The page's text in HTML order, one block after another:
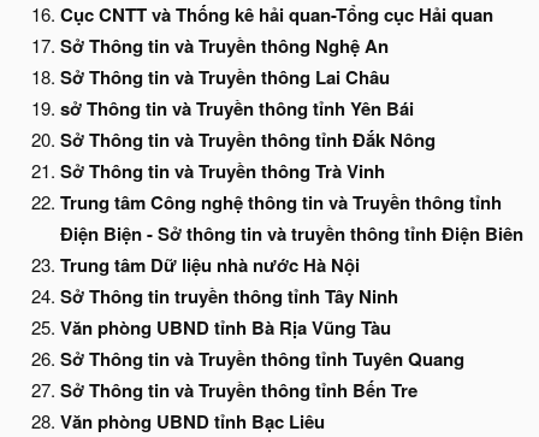
Cục CNTT và Thống kê hải quan-Tổng cục Hải quan
Sở Thông tin và Truyền thông Nghệ An
Sở Thông tin và Truyền thông Lai Châu
sở Thông tin và Truyền thông tỉnh Yên Bái
Sở Thông tin và Truyền thông tỉnh Đắk Nông
Sở Thông tin và Truyền thông Trà Vinh
Trung tâm Công nghệ thông tin và Truyền thông tỉnh
Điện Biện - Sở thông tin và truyền thông tỉnh Điện Biên
Trung tâm Dữ liệu nhà nước Hà Nội
Sở Thông tin truyền thông tỉnh Tây Ninh
Văn phòng UBND tỉnh Bà Rịa Vũng Tàu
Sở Thông tin và Truyền thông tỉnh Tuyên Quang
Sở Thông tin và Truyền thông tỉnh Bến Tre
Văn phòng UBND tỉnh Bạc Liêu